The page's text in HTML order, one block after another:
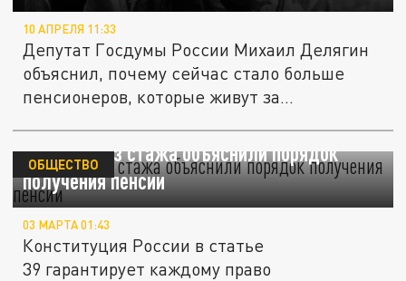
10 АПРЕЛЯ 11:33
Депутат Госдумы России Михаил Делягин
объяснил, почему сейчас стало больше
пенсионеров, которые живут за...
Русским без стажа объяснили порядок
получения пенсии
ОБЩЕСТВО
03 МАРТА 01:43
Конституция России в статье
39 гарантирует каждому право